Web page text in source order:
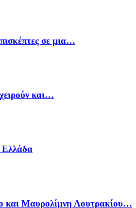
σε μια…
και…
Ελλάδα
και Μαυρολίμνη Λουτρακίου…